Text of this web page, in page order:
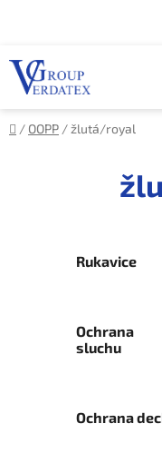
Domů
/ OOPP /žlutá/royal
Rukavice
Ochrana
sluchu
Ochrana